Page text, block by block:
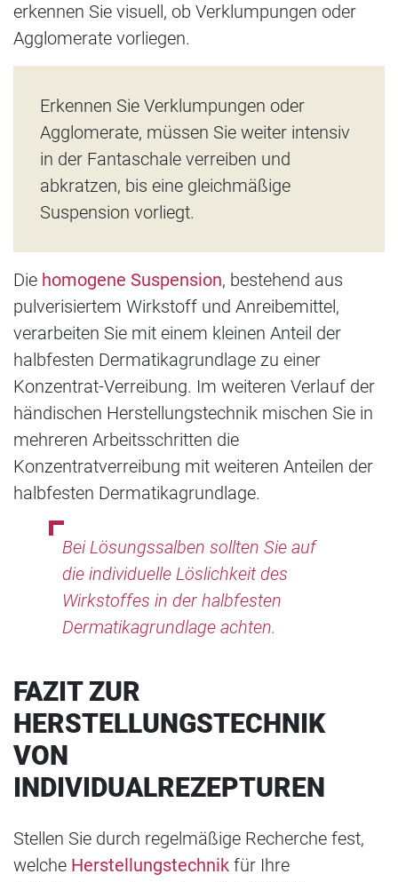
erkennen Sie visuell, ob Verklumpungen oder
Agglomerate vorliegen.
Erkennen Sie Verklumpungen oder
Agglomerate, müssen Sie weiter intensiv
in der Fantaschale verreiben und
abkratzen, bis eine gleichmäßige
Suspension vorliegt.
Die homogene Suspension, bestehend aus
pulverisiertem Wirkstoff und Anreibemittel,
verarbeiten Sie mit einem kleinen Anteil der
halbfesten Dermatikagrundlage zu einer
Konzentrat-Verreibung. Im weiteren Verlauf der
händischen Herstellungstechnik mischen Sie in
mehreren Arbeitsschritten die
Konzentratverreibung mit weiteren Anteilen der
halbfesten Dermatikagrundlage.
Bei Lösungssalben sollten Sie auf
die individuelle Löslichkeit des
Wirkstoffes in der halbfesten
Dermatikagrundlage achten.
FAZIT ZUR
HERSTELLUNGSTECHNIK
VON
INDIVIDUALREZEPTUREN
Stellen Sie durch regelmäßige Recherche fest,
welche Herstellungstechnik für Ihre